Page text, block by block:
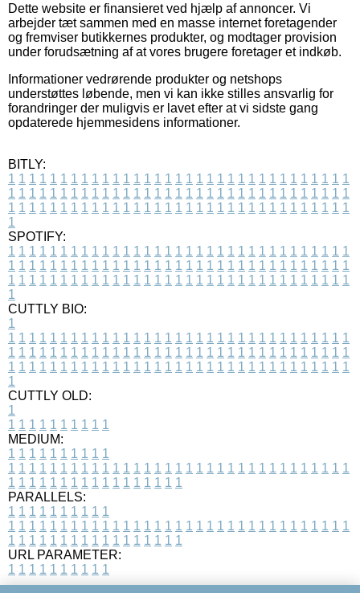
Dette website er finansieret ved hjælp af annoncer. Vi
arbejder tæt sammen med en masse internet foretagender
og fremviser butikkernes produkter, og modtager provision
under forudsætning af at vores brugere foretager et indkøb.
Informationer vedrørende produkter og netshops
understøttes løbende, men vi kan ikke stilles ansvarlig for
forandringer der muligvis er lavet efter at vi sidste gang
opdaterede hjemmesidens informationer.
BITLY:
1 1 1 1 1 1 1 1 1 1 1 1 1 1 1 1 1 1 1 1 1 1 1 1 1 1 1 1 1 1 1 1 1
1 1 1 1 1 1 1 1 1 1 1 1 1 1 1 1 1 1 1 1 1 1 1 1 1 1 1 1 1 1 1 1 1
1 1 1 1 1 1 1 1 1 1 1 1 1 1 1 1 1 1 1 1 1 1 1 1 1 1 1 1 1 1 1 1 1
1
SPOTIFY:
1 1 1 1 1 1 1 1 1 1 1 1 1 1 1 1 1 1 1 1 1 1 1 1 1 1 1 1 1 1 1 1 1
1 1 1 1 1 1 1 1 1 1 1 1 1 1 1 1 1 1 1 1 1 1 1 1 1 1 1 1 1 1 1 1 1
1 1 1 1 1 1 1 1 1 1 1 1 1 1 1 1 1 1 1 1 1 1 1 1 1 1 1 1 1 1 1 1 1
1
CUTTLY BIO:
1
1 1 1 1 1 1 1 1 1 1 1 1 1 1 1 1 1 1 1 1 1 1 1 1 1 1 1 1 1 1 1 1 1
1 1 1 1 1 1 1 1 1 1 1 1 1 1 1 1 1 1 1 1 1 1 1 1 1 1 1 1 1 1 1 1 1
1 1 1 1 1 1 1 1 1 1 1 1 1 1 1 1 1 1 1 1 1 1 1 1 1 1 1 1 1 1 1 1 1
1
CUTTLY OLD:
1
1 1 1 1 1 1 1 1 1 1
MEDIUM:
1 1 1 1 1 1 1 1 1 1
1 1 1 1 1 1 1 1 1 1 1 1 1 1 1 1 1 1 1 1 1 1 1 1 1 1 1 1 1 1 1 1 1
1 1 1 1 1 1 1 1 1 1 1 1 1 1 1 1 1
PARALLELS:
1 1 1 1 1 1 1 1 1 1
1 1 1 1 1 1 1 1 1 1 1 1 1 1 1 1 1 1 1 1 1 1 1 1 1 1 1 1 1 1 1 1 1
1 1 1 1 1 1 1 1 1 1 1 1 1 1 1 1 1
URL PARAMETER:
1 1 1 1 1 1 1 1 1 1